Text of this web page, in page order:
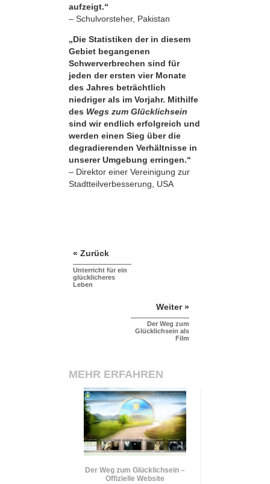
aufzeigt.“
– Schulvorsteher, Pakistan
„Die Statistiken der in diesem
Gebiet begangenen
Schwerverbrechen sind für
jeden der ersten vier Monate
des Jahres beträchtlich
niedriger als im Vorjahr. Mithilfe
des Wegs zum Glücklichsein
sind wir endlich erfolgreich und
werden einen Sieg über die
degradierenden Verhältnisse in
unserer Umgebung erringen.“
– Direktor einer Vereinigung zur
Stadtteilverbesserung, USA
« Zurück
Unterricht für ein
glücklicheres
Leben
Weiter »
Der Weg zum
Glücklichsein als
Film
MEHR ERFAHREN
Der Weg zum Glücklichsein –
Offizielle Website